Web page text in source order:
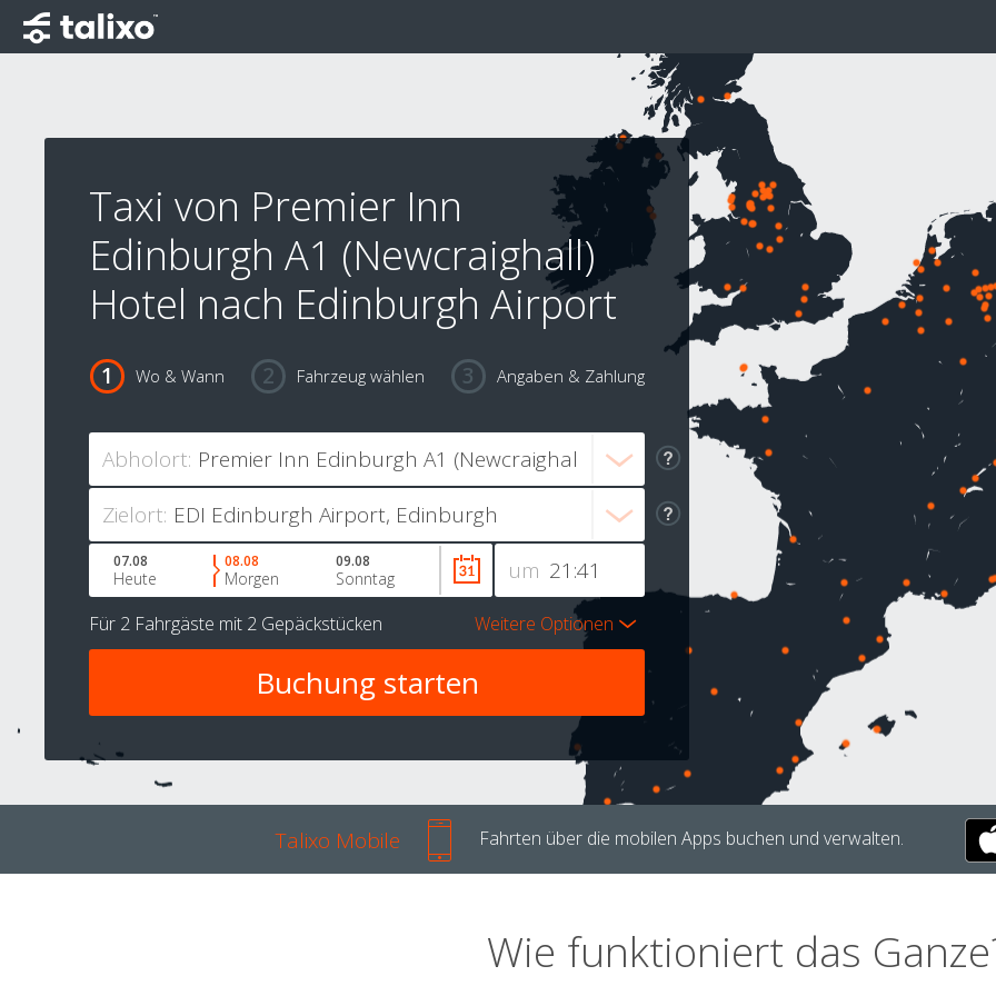
Taxi von Premier Inn
Edinburgh A1 (Newcraighall)
Hotel nach Edinburgh Airport
Wo & Wann Fahrzeug wählen Angaben & Zahlung
Abholort:
Zielort:
um
07.08
Heute
08.08
Morgen
09.08
Sonntag
Für 2 Fahrgäste mit 2 Gepäckstücken Weitere Optionen
Talixo Mobile Fahrten über die mobilen Apps buchen und verwalten.
Wie funktioniert das